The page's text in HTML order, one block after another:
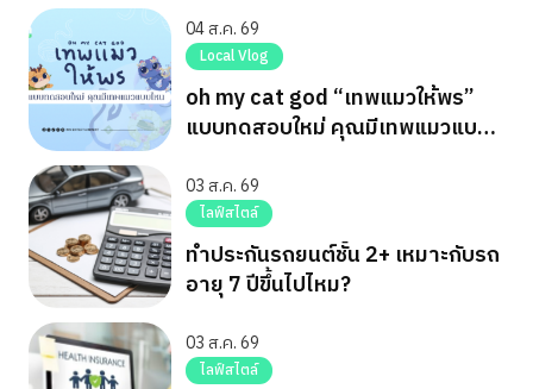
04 ส.ค. 69
Local Vlog
oh my cat god “เทพแมวให้พร”
แบบทดสอบใหม่ คุณมีเทพแมวแบบ
03 ส.ค. 69
ไลฟ์สไตล์
ทำประกันรถยนต์ชั้น 2+ เหมาะกับรถ
อายุ 7 ปีขึ้นไปไหม?
03 ส.ค. 69
ไลฟ์สไตล์